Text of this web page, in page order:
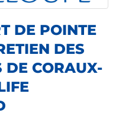
DE POINTE
DES
DE CORAUX-